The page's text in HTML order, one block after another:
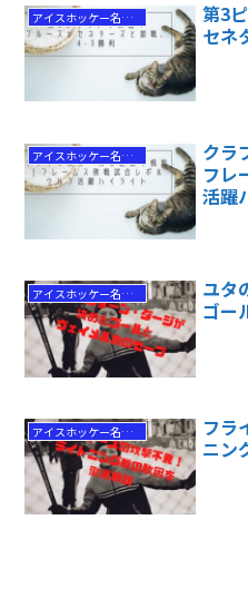
アイスホッケー名勝負
第3
セネ
アイスホッケー名勝負
クラ
フレ
活躍
アイスホッケー名勝負
ユタ
ゴー
アイスホッケー名勝負
フラ
ニン